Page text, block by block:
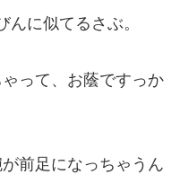
に似てるさぶ。
って、お蔭ですっか
前足になっちゃうん